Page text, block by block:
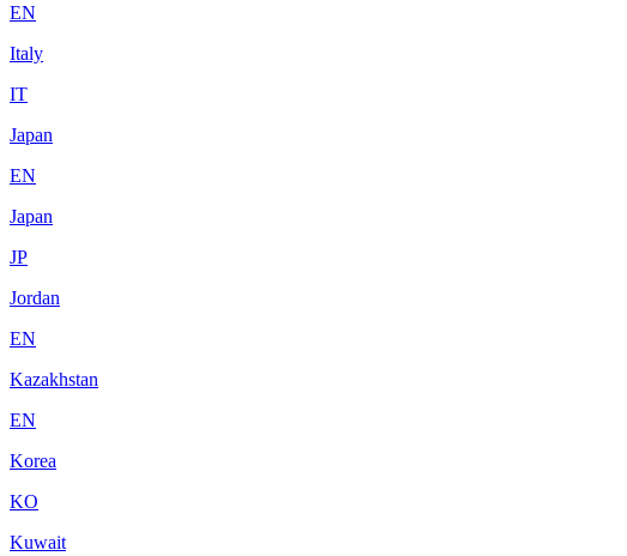
EN
Italy
IT
Japan
EN
Japan
JP
Jordan
EN
Kazakhstan
EN
Korea
KO
Kuwait